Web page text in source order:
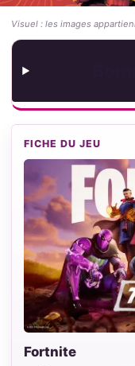
Visuel : les images
FICHE DU JEU
Fortnite